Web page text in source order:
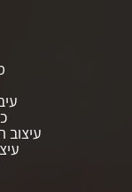
עיצוב